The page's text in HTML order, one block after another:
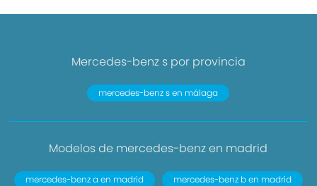
Mercedes-benz s por provincia
mercedes-benz s en málaga
Modelos de mercedes-benz en madrid
mercedes-benz a en madrid
mercedes-benz b en madrid